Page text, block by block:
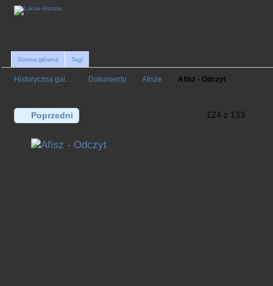
Strona główna Tagi
Historyczna gal… Dokumenty Afisze Afisz - Odczyt
Poprzedni 124 z 133